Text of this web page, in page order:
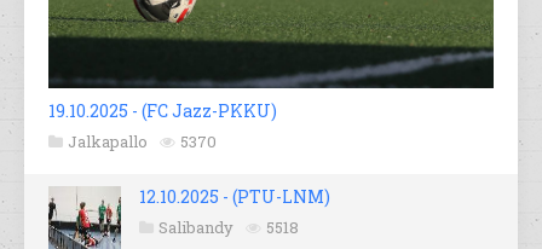
19.10.2025 - (FC Jazz-PKKU)
Jalkapallo 5370
12.10.2025 - (PTU-LNM)
Salibandy 5518